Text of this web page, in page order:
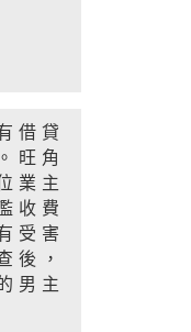
借貸
旺角
業主
收費
受害
後，
男主